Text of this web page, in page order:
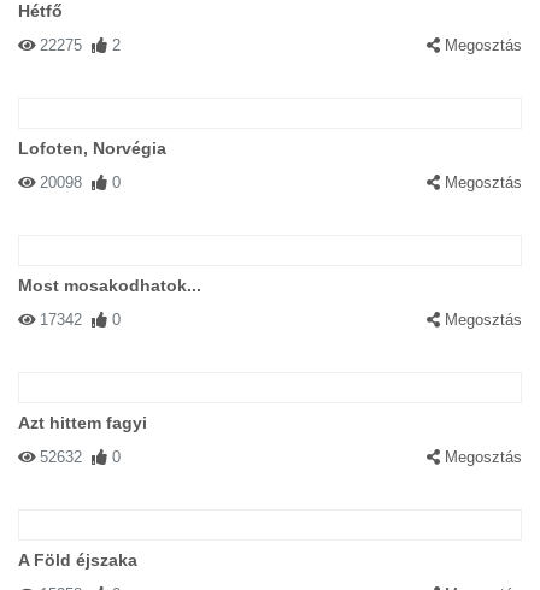
Hétfő
22275 2 Megosztás
Lofoten, Norvégia
20098 0 Megosztás
Most mosakodhatok...
17342 0 Megosztás
Azt hittem fagyi
52632 0 Megosztás
A Föld éjszaka